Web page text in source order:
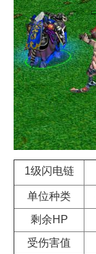
1级闪电链
单位种类
剩余HP
受伤害值